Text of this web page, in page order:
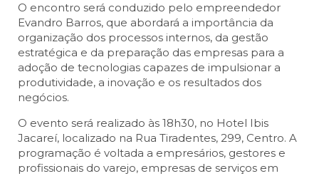
O encontro será conduzido pelo empreendedor
Evandro Barros, que abordará a importância da
organização dos processos internos, da gestão
estratégica e da preparação das empresas para a
adoção de tecnologias capazes de impulsionar a
produtividade, a inovação e os resultados dos
negócios.
O evento será realizado às 18h30, no Hotel Ibis
Jacareí, localizado na Rua Tiradentes, 299, Centro. A
programação é voltada a empresários, gestores e
profissionais do varejo, empresas de serviços em